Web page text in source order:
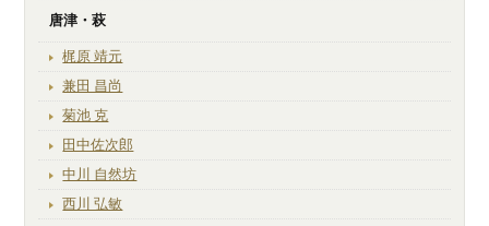
唐津・萩
梶原 靖元
兼田 昌尚
菊池 克
田中佐次郎
中川 自然坊
西川 弘敏